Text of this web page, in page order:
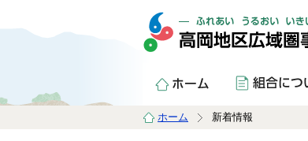
ホーム 新着情報